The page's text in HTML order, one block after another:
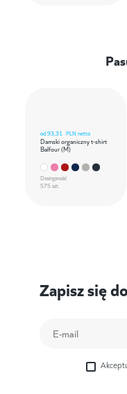
od93,31 PLN netto
Damski organiczny t-shirt
Balfour (M)
Dostępność
575 szt.
Zapisz się